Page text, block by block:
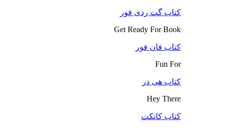
کتاب گت ردی فور
Get Ready For Book
کتاب فان فور
Fun For
کتاب هی در
Hey There
کتاب کانکت